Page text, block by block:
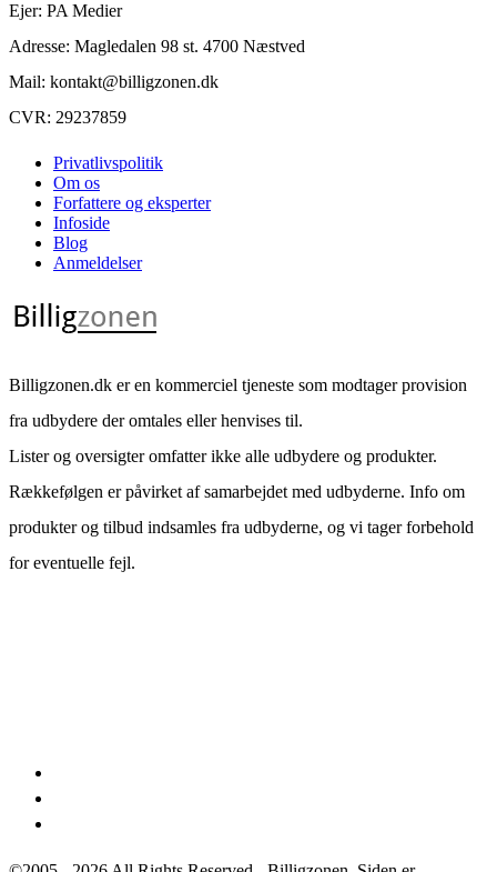
Ejer: PA Medier
Adresse: Magledalen 98 st. 4700 Næstved
Mail: kontakt@billigzonen.dk
CVR: 29237859
Privatlivspolitik
Om os
Forfattere og eksperter
Infoside
Blog
Anmeldelser
Billigzonen.dk er en kommerciel tjeneste som modtager provision
fra udbydere der omtales eller henvises til.
Lister og oversigter omfatter ikke alle udbydere og produkter.
Rækkefølgen er påvirket af samarbejdet med udbyderne. Info om
produkter og tilbud indsamles fra udbyderne, og vi tager forbehold
for eventuelle fejl.